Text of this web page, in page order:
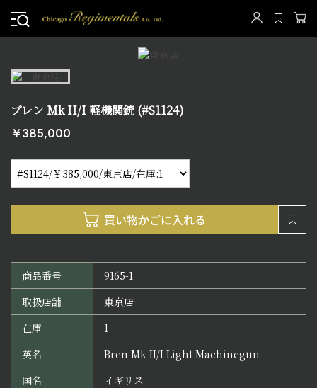
ブレン Mk II/I 軽機関銃 (#S1124)
￥385,000
商品番号
9165-1
取扱店舗
東京店
在庫
1
英名
Bren Mk II/I Light Machinegun
国名
イギリス